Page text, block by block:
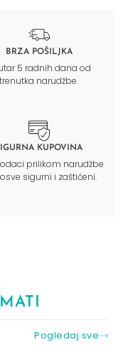
BRZA POŠILJKA
5 radnih dana od
trenutka narudžbe.
KUPOVINA
prilikom narudžbe
sigurni i zaštićeni.
Pogledaj sve